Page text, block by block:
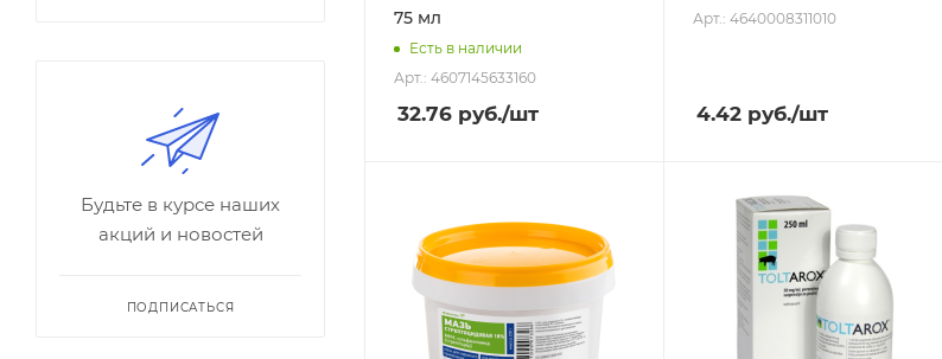
75 мл
Есть в наличии
Арт.: 4607145633160
32.76 руб./шт
Арт.: 4640008311010
4.42руб./шт
Будьте в курсе наших
акций и новостей
ПОДПИСАТЬСЯ